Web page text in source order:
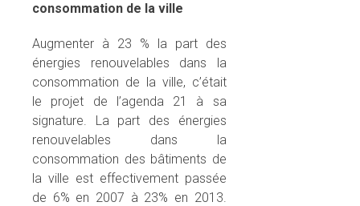
consommation de la ville
Augmenter à 23 % la part des
énergies renouvelables dans la
consommation de la ville, c’était
le projet de l’agenda 21 à sa
signature. La part des énergies
renouvelables dans la
consommation des bâtiments de
la ville est effectivement passée
de 6% en 2007 à 23% en 2013.